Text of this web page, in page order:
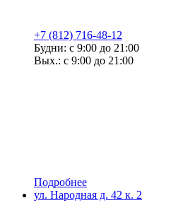
+7 (812) 716-48-12
Будни: с 9:00 до 21:00
Вых.: с 9:00 до 21:00
Подробнее
ул. Народная д. 42 к. 2